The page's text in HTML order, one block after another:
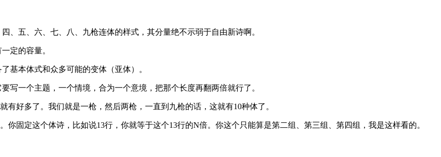
、五、六、七、八、九枪连体的样式，其分量绝不示弱于自由新诗啊。
定的容量。
基本体式和众多可能的变体（亚体）。
写一个主题，一个情境，合为一个意境，把那个长度再翻两倍就行了。
好多了。我们就是一枪，然后两枪，一直到九枪的话，这就有10种体了。
固定这个体诗，比如说13行，你就等于这个13行的N倍。你这个只能算是第二组、第三组、第四组，我是这样看的。